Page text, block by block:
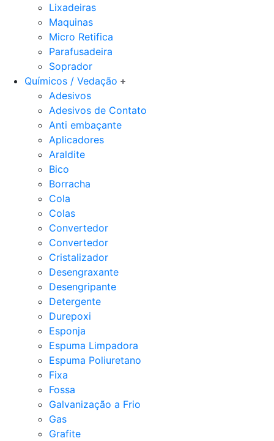
Lixadeiras
Maquinas
Micro Retifica
Parafusadeira
Soprador
Químicos / Vedação
Adesivos
Adesivos de Contato
Anti embaçante
Aplicadores
Araldite
Bico
Borracha
Cola
Colas
Convertedor
Convertedor
Cristalizador
Desengraxante
Desengripante
Detergente
Durepoxi
Esponja
Espuma Limpadora
Espuma Poliuretano
Fixa
Fossa
Galvanização a Frio
Gas
Grafite